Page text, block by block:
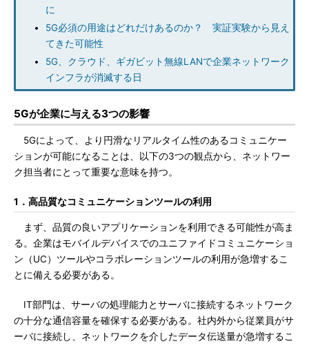
に
5G必須の用途はどれだけあるのか？ 実証実験から見え
てきた可能性
5G、クラウド、ギガビット無線LANで企業ネットワーク
インフラが消滅する日
5Gが企業に与える3つの影響
5Gによって、より円滑なリアルタイム性のあるコミュニケー
ションが可能になることは、以下の3つの観点から、ネットワー
ク担当者にとって重要な意味を持つ。
1．高品質なコミュニケーションツールの利用
まず、品質の良いアプリケーションを利用できる可能性が高ま
る。企業はモバイルデバイスでのユニファイドコミュニケーショ
ン（UC）ツールやコラボレーションツールの利用が急増するこ
とに備える必要がある。
IT部門は、サーバの処理能力とサーバに接続するネットワーク
の十分な通信容量を確保する必要がある。社内外から従業員がサ
ーバに接続し、ネットワークを介したデータ伝送量が急増するこ